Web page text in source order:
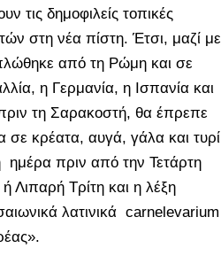
τις δημοφιλείς τοπικές
στη νέα πίστη. Έτσι, μαζί με
από τη Ρώμη και σε
η Γερμανία, η Ισπανία και
τη Σαρακοστή, θα έπρεπε
κρέατα, αυγά, γάλα και τυρί
πριν από την Τετάρτη
Λιπαρή Τρίτη και η λέξη
λατινικά carnelevarium